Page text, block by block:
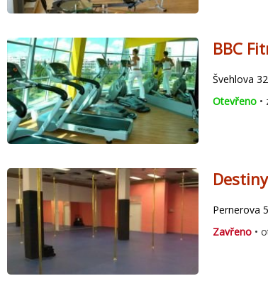
BBC
Švehlova
Otevřeno •
Pernerova
Zavřeno •